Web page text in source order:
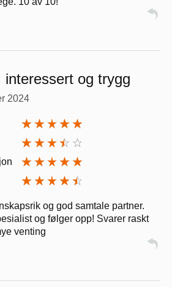
interessert og trygg
2024
og god samtale partner.
og følger opp! Svarer raskt
venting